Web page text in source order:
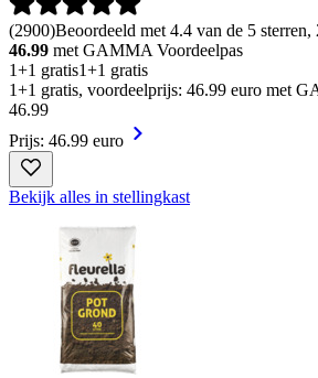
(2900)Beoordeeld met 4.4 van de 5
46.99 met GAMMA Voordeelpas
1+1 gratis1+1 gratis
1+1 gratis, voordeelprijs: 46.99 euro met
46.99
Prijs: 46.99 euro
Bekijk alles in stellingkast